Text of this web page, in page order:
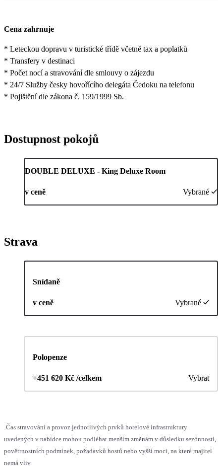
Cena zahrnuje
* Leteckou dopravu v turistické třídě včetně tax a poplatků
* Transfery v destinaci
* Počet nocí a stravování dle smlouvy o zájezdu
* 24/7 Služby česky hovořícího delegáta Čedoku na telefonu
* Pojištění dle zákona č. 159/1999 Sb.
Dostupnost pokojů
DOUBLE DELUXE - King Deluxe Room
v ceně Vybrané
Strava
Snídaně
v ceně Vybrané
Polopenze
+451 620 Kč /celkem Vybrat
Čas stravování a provoz jednotlivých prvků hotelové infrastruktury
uvedených v nabídce mohou podléhat menším změnám v důsledku sezónnosti,
povětrnostních podmínek, požadavků hostů nebo vyšší moci, na které majitel
nemá vliv.